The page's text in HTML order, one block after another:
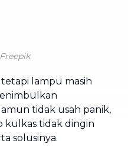
lampu masih
tidak usah panik,
kulkas tidak dingin
solusinya.